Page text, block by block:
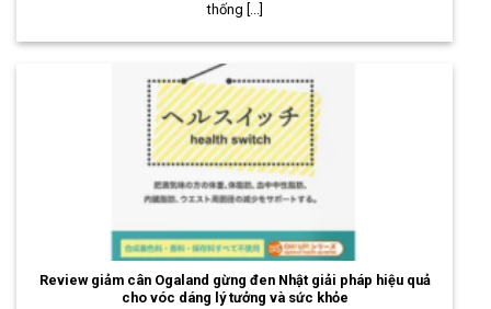
thống [...]
Review giảm cân Ogaland gừng đen Nhật giải pháp hiệu quả
cho vóc dáng lý tưởng và sức khỏe